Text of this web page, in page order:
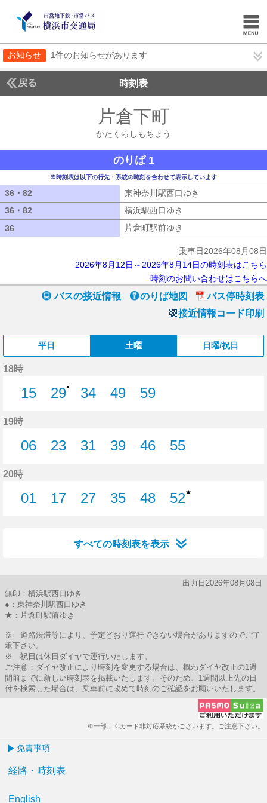
お知らせ 1件のお知らせがあります
戻る 時刻表
片倉下町
かたくらしもちょう
のりば 1
※時刻表は以下の行先・系統の時刻を合わせて表示しています
36・82 東神奈川駅西口ゆき
36・82
横浜駅西口ゆき
36
片倉町駅前ゆき
乗車日2026年08月08日
2026年8月12日～2026年8月14日の時刻表はこちら
時刻のお問い合わせはこちらへ
バスの接近情報 のりば地図
バス停時刻表
接近情報コード印刷
平日 土曜 日曜/祝日
18時
15
29●
34
49
59
19時
06
23
31
39
46
55
20時
01
17
27
35
48
52★
すべての時刻表を表示
出力日2026年08月08日
無印：横浜駅西口ゆき
●：東神奈川駅西口ゆき
★：片倉町駅前ゆき
※ 道路渋滞等により、予定どおり運行できない場合がありますのでご了
承下さい。
※ 祝日は休日ダイヤで運行いたします。
ご注意：ダイヤ改正により時刻を変更する場合は、概ねダイヤ改正の1週
間前までに新しい時刻表を掲載いたします。そのため、1週間以上先の日
付を検索した場合は、乗車前に改めて時刻のご確認をお願いいたします。
※一部、ICカード非対応系統がございます。ご注意下さい。
免責事項
経路・時刻表
English